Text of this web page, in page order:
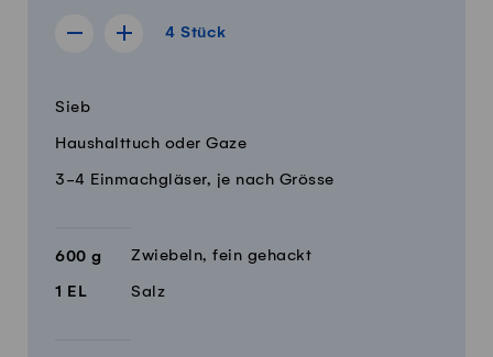
Rezept für 3 Stück anzeigen
Rezept für 5 Stück anzeigen
4 Stück
Menge
Sieb
Haushalttuch oder Gaze
3-4 Einmachgläser, je nach Grösse
600 g Zwiebeln, fein gehackt
1 EL Salz